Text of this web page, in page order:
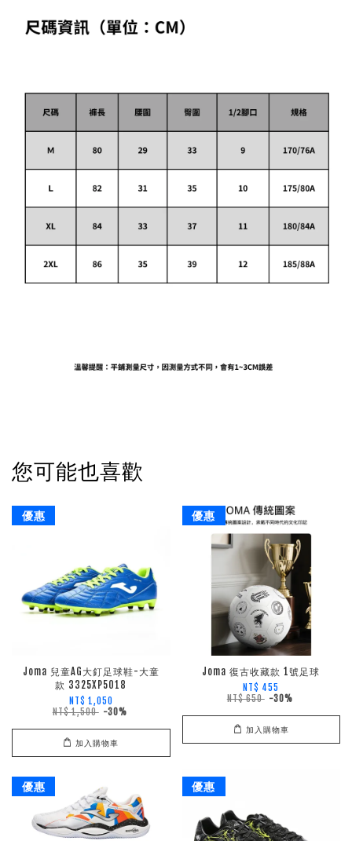
您可能也喜歡
優惠
Joma 兒童AG大釘足球鞋-大童
款 3325XP5018
NT$ 1,050
NT$ 1,500 -30%
加入購物車
優惠
Joma 復古收藏款 1號足球
NT$ 455
NT$ 650 -30%
加入購物車
優惠 優惠